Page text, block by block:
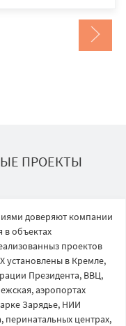
ПРОЕКТЫ
доверяют компании
объектах
проектов
установлены в Кремле,
Президента, ВВЦ,
аэропортах
Зарядье, НИИ
центрах,